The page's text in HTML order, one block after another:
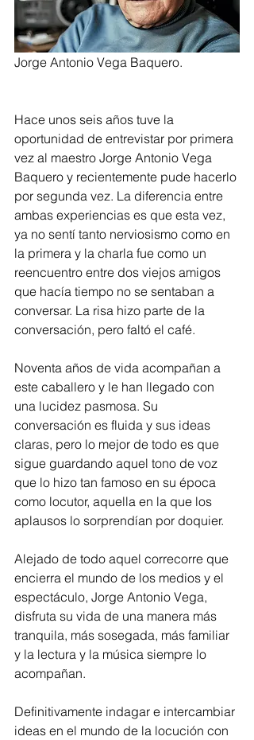
Jorge Antonio Vega Baquero.
Hace unos seis años tuve la
oportunidad de entrevistar por primera
vez al maestro Jorge Antonio Vega
Baquero y recientemente pude hacerlo
por segunda vez. La diferencia entre
ambas experiencias es que esta vez,
ya no sentí tanto nerviosismo como en
la primera y la charla fue como un
reencuentro entre dos viejos amigos
que hacía tiempo no se sentaban a
conversar. La risa hizo parte de la
conversación, pero faltó el café.
Noventa años de vida acompañan a
este caballero y le han llegado con
una lucidez pasmosa. Su
conversación es fluida y sus ideas
claras, pero lo mejor de todo es que
sigue guardando aquel tono de voz
que lo hizo tan famoso en su época
como locutor, aquella en la que los
aplausos lo sorprendían por doquier.
Alejado de todo aquel correcorre que
encierra el mundo de los medios y el
espectáculo, Jorge Antonio Vega,
disfruta su vida de una manera más
tranquila, más sosegada, más familiar
y la lectura y la música siempre lo
acompañan.
Definitivamente indagar e intercambiar
ideas en el mundo de la locución con